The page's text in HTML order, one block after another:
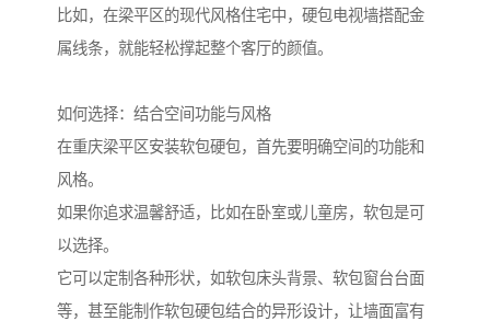
比如，在梁平区的现代风格住宅中，硬包电视墙搭配金
属线条，就能轻松撑起整个客厅的颜值。
如何选择：结合空间功能与风格
在重庆梁平区安装软包硬包，首先要明确空间的功能和
风格。
如果你追求温馨舒适，比如在卧室或儿童房，软包是可
以选择。
它可以定制各种形状，如软包床头背景、软包窗台台面
等，甚至能制作软包硬包结合的异形设计，让墙面富有